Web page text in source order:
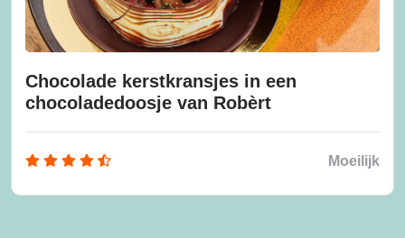
Chocolade kerstkransjes in een
chocoladedoosje van Robèrt
Moeilijk